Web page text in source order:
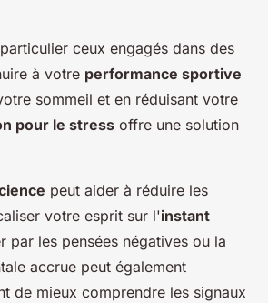
ceux engagés dans des
à votre performance sportive
sommeil et en réduisant votre
pour le stress offre une solution
peut aider à réduire les
votre esprit sur l'instant
par les pensées négatives ou la
accrue peut également
de mieux comprendre les signaux